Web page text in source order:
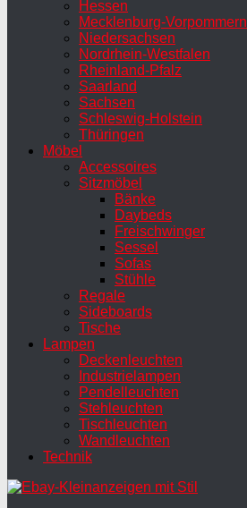
Hessen
Mecklenburg-Vorpommern
Niedersachsen
Nordrhein-Westfalen
Rheinland-Pfalz
Saarland
Sachsen
Schleswig-Holstein
Thüringen
Möbel
Accessoires
Sitzmöbel
Bänke
Daybeds
Freischwinger
Sessel
Sofas
Stühle
Regale
Sideboards
Tische
Lampen
Deckenleuchten
Industrielampen
Pendelleuchten
Stehleuchten
Tischleuchten
Wandleuchten
Technik